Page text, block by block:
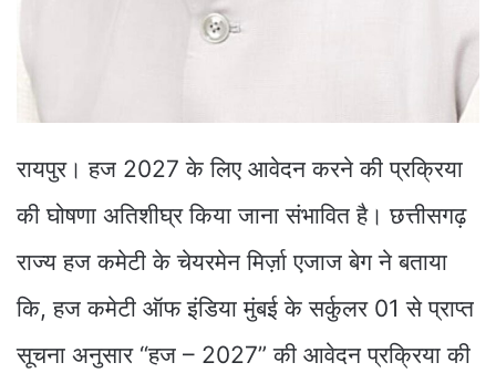
रायपुर। हज 2027 के लिए आवेदन करने की प्रक्रिया
की घोषणा अतिशीघ्र किया जाना संभावित है। छत्तीसगढ़
राज्य हज कमेटी के चेयरमेन मिर्ज़ा एजाज बेग ने बताया
कि, हज कमेटी ऑफ इंडिया मुंबई के सर्कुलर 01 से प्राप्त
सूचना अनुसार “हज – 2027” की आवेदन प्रक्रिया की